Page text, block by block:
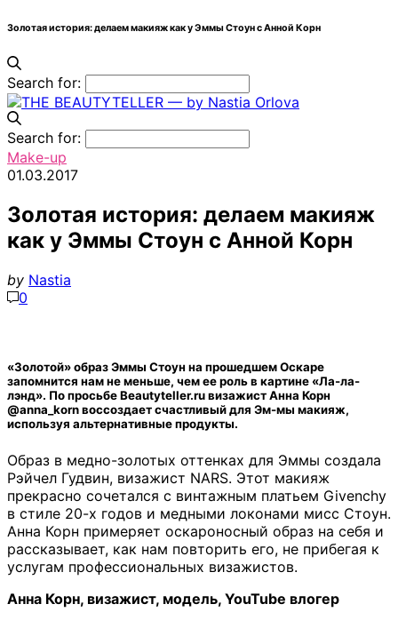
Золотая история: делаем макияж как у Эммы Стоун с Анной Корн
Search for:
Search for:
Make-up
01.03.2017
Золотая история: делаем макияж
как у Эммы Стоун с Анной Корн
by Nastia
0
«Золотой» образ Эммы Стоун на прошедшем Оскаре
запомнится нам не меньше, чем ее роль в картине «Ла-ла-
лэнд». По просьбе Beautyteller.ru визажист Анна Корн
@anna_korn воссоздает счастливый для Эм-мы макияж,
используя альтернативные продукты.
Образ в медно-золотых оттенках для Эммы создала
Рэйчел Гудвин, визажист NARS. Этот макияж
прекрасно сочетался с винтажным платьем Givenchy
в стиле 20-х годов и медными локонами мисс Стоун.
Анна Корн примеряет оскароносный образ на себя и
рассказывает, как нам повторить его, не прибегая к
услугам профессиональных визажистов.
Анна Корн, визажист, модель, YouTube влогер